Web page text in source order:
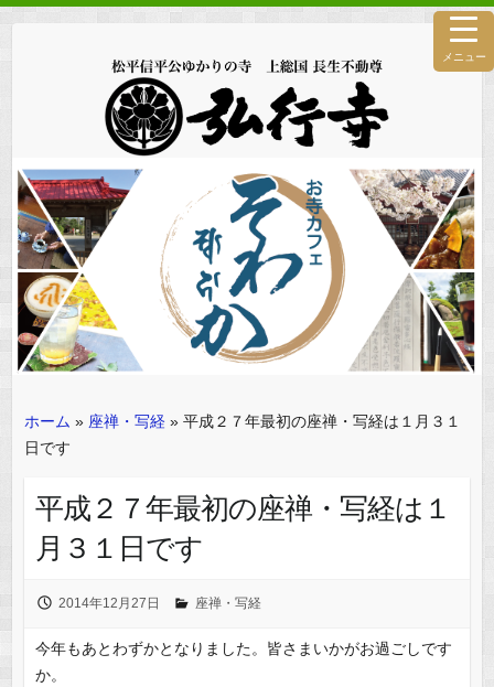
ホーム » 座禅・写経 » 平成２７年最初の座禅・写経は１月３１
日です
平成２７年最初の座禅・写経は１
月３１日です
2014年12月27日 座禅・写経
今年もあとわずかとなりました。皆さまいかがお過ごしです
か。
メニュー